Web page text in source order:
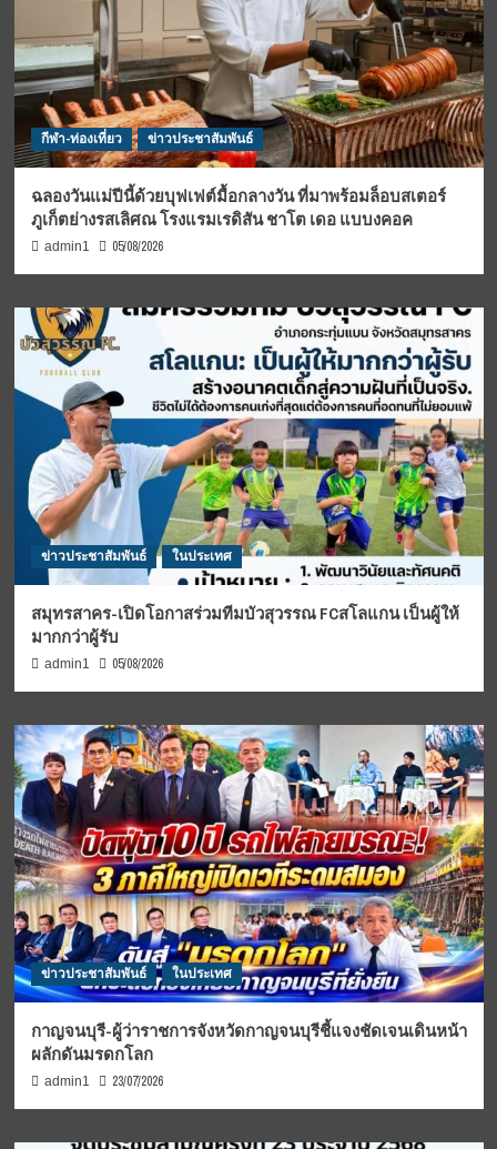
กีฬา-ท่องเที่ยว ข่าวประชาสัมพันธ์
ฉลองวันแม่ปีนี้ด้วยบุฟเฟต์มื้อกลางวัน ที่มาพร้อมล็อบสเตอร์
ภูเก็ตย่างรสเลิศณ โรงแรมเรดิสัน ชาโต เดอ แบบงคอค
admin1 05/08/2026
ข่าวประชาสัมพันธ์ ในประเทศ
สมุทรสาคร-เปิดโอกาสร่วมทีมบัวสุวรรณ FCสโลแกน เป็นผู้ให้
มากกว่าผู้รับ
admin1 05/08/2026
ข่าวประชาสัมพันธ์ ในประเทศ
กาญจนบุรี-ผู้ว่าราชการจังหวัดกาญจนบุรีชี้แจงชัดเจนเดินหน้า
ผลักดันมรดกโลก
admin1 23/07/2026